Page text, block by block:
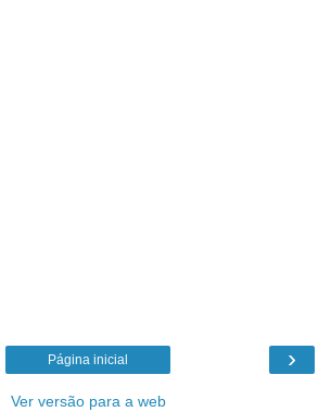
›
Página inicial
Ver versão para a web